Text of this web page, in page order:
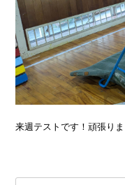
来週テストです！頑張り